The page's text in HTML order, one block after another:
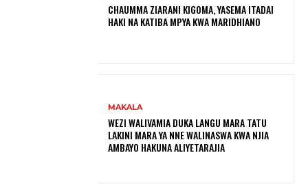
CHAUMMA ZIARANI KIGOMA, YASEMA ITADAI
HAKI NA KATIBA MPYA KWA MARIDHIANO
MAKALA
WEZI WALIVAMIA DUKA LANGU MARA TATU
LAKINI MARA YA NNE WALINASWA KWA NJIA
AMBAYO HAKUNA ALIYETARAJIA